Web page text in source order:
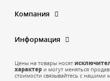
Компания
Информация
Цены на товары носят
характер и могут меняться
стоимости связывайтесь с нашими